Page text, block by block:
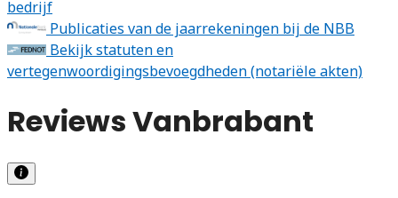
bedrijf
Publicaties van de jaarrekeningen bij de NBB
Bekijk statuten en
vertegenwoordigingsbevoegdheden (notariële akten)
Reviews Vanbrabant